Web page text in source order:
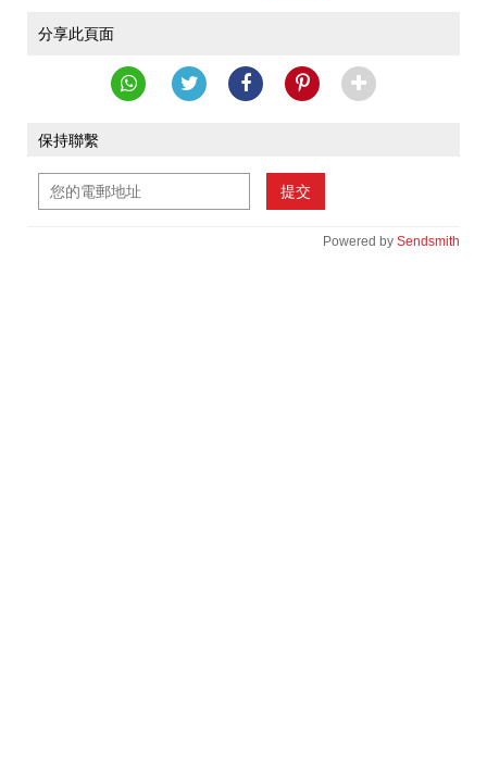
分享此頁面
保持聯繫
提交
Powered by Sendsmith